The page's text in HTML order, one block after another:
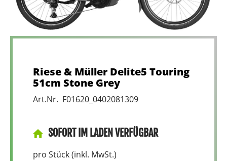
Riese & Müller Delite5 Touring
51cm Stone Grey
Art.Nr. F01620_0402081309
SOFORT IM LADEN VERFÜGBAR
pro Stück (inkl. MwSt.)